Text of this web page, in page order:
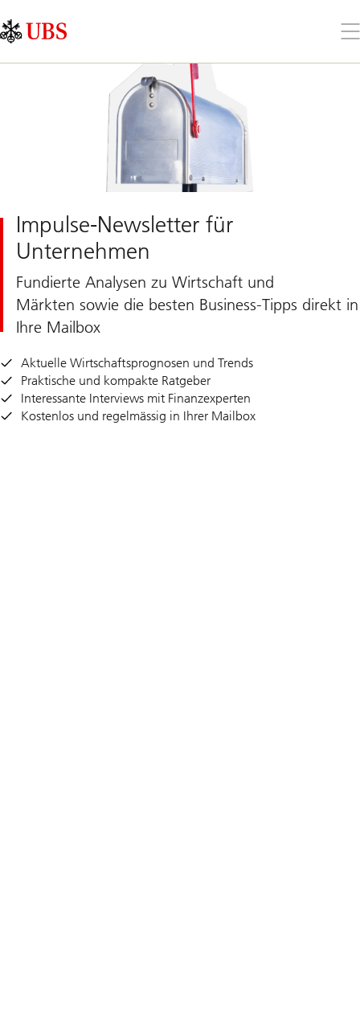
Links
Area
Sie
Impulse-Newsletter für
Unternehmen
Fundierte Analysen zu Wirtschaft und
Märkten sowie die besten Business-Tipps direkt in
Ihre Mailbox
Aktuelle Wirtschaftsprognosen und Trends
Praktische und kompakte Ratgeber
Interessante Interviews mit Finanzexperten
Kostenlos und regelmässig in Ihrer Mailbox